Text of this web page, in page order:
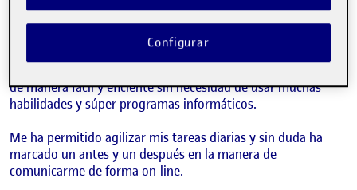
técnicas del trabajo grupal, documentos compartidos… hasta
tal punto que, a día de hoy, puedo decir que forman parte de
mis métodos de trabajo en mi ámbito profesional y
de manera fácil y eficiente sin necesidad de usar muchas
habilidades y súper programas informáticos.
Me ha permitido agilizar mis tareas diarias y sin duda ha
marcado un antes y un después en la manera de
comunicarme de forma on-line.
Configurar